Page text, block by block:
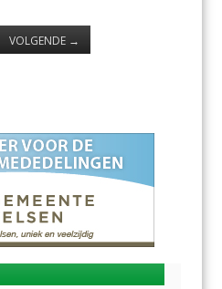
VOLGENDE →